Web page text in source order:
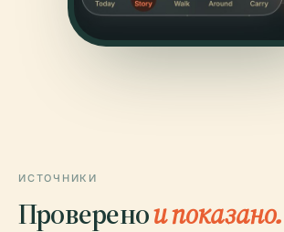
ИСТОЧНИКИ
Проверенои показано.